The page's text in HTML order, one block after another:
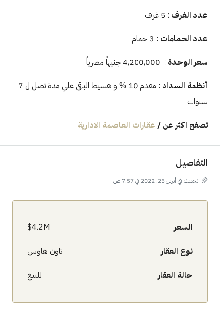
عدد الغرف : 5 غرف
عدد الحمامات : 3 حمام
سعر الوحدة : 4,200,000 جنيهاً مصرياً
أنظمة السداد
: مقدم 10 % و تقسيط الباقى علي مدة تصل ل 7
سنوات
تصفح اكثر عن / عقارات العاصمة الادارية
التفاصيل
تحديث في أبريل 25, 2022 في 7:57 ص
السعر 4.2M$
نوع العقار تاون هاوس
حالة العقار للبيع